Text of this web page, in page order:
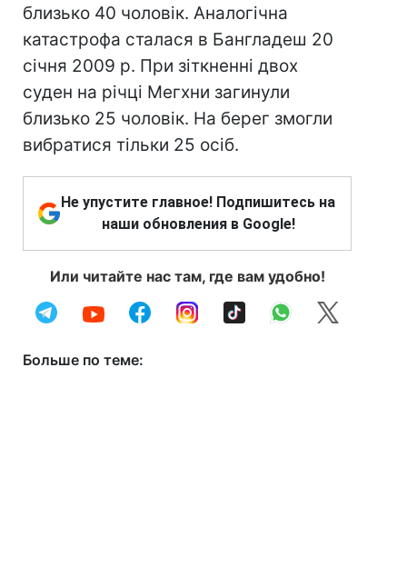
близько 40 чоловік. Аналогічна
катастрофа сталася в Бангладеш 20
січня 2009 р. При зіткненні двох
суден на річці Мегхни загинули
близько 25 чоловік. На берег змогли
вибратися тільки 25 осіб.
Не упустите главное! Подпишитесь на
наши обновления в Google!
Или читайте нас там, где вам удобно!
Больше по теме: